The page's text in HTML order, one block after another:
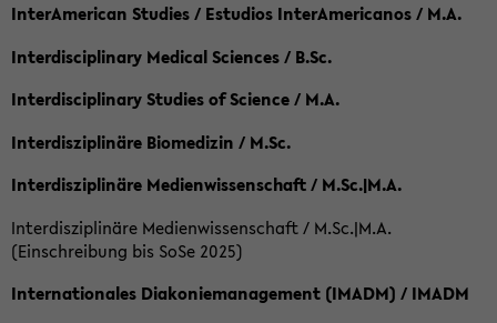
InterAmerican Studies / Estudios InterAmericanos / M.A.
Interdisciplinary Medical Sciences / B.Sc.
Interdisciplinary Studies of Science / M.A.
Interdisziplinäre Biomedizin / M.Sc.
Interdisziplinäre Medienwissenschaft / M.Sc.|M.A.
Interdisziplinäre Medienwissenschaft / M.Sc.|M.A.
(Einschreibung bis SoSe 2025)
Internationales Diakoniemanagement (IMADM) / IMADM